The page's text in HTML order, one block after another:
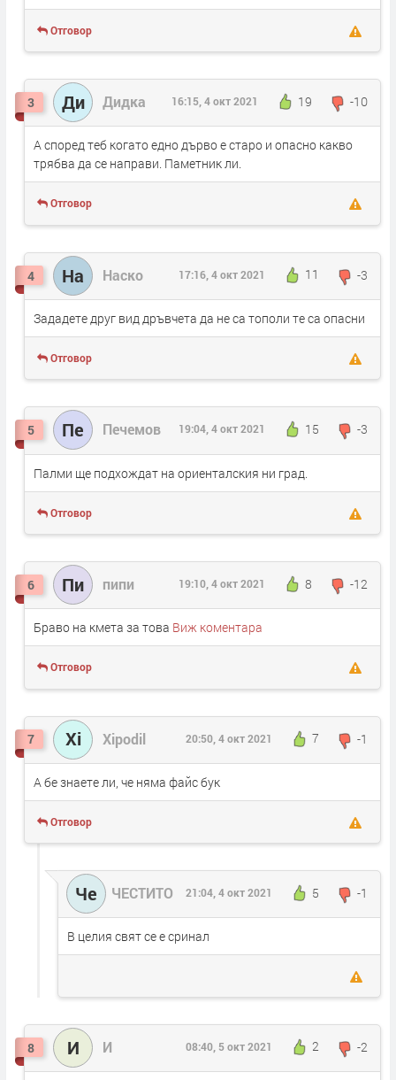
Отговор
3 Ди Дидка 19 -10
16:15, 4 окт 2021
А според теб когато едно дърво е старо и опасно какво
трябва да се направи. Паметник ли.
Отговор
4 На Наско 11 -3
17:16, 4 окт 2021
Зададете друг вид дръвчета да не са тополи те са опасни
Отговор
5 Пе Печемов 15 -3
19:04, 4 окт 2021
Палми ще подхождат на ориенталския ни град.
Отговор
6 Пи пипи 8 -12
19:10, 4 окт 2021
Браво на кмета за това Виж коментара
Отговор
7 Xi Xipodil 7 -1
20:50, 4 окт 2021
А бе знаете ли, че няма файс бук
Отговор
Че ЧЕСТИТО 5 -1
21:04, 4 окт 2021
В целия свят се е сринал
8 И И 2 -2
08:40, 5 окт 2021